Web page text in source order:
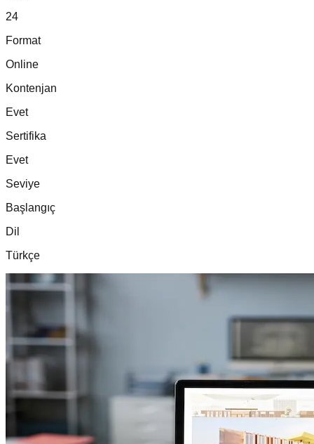
24
Format
Online
Kontenjan
Evet
Sertifika
Evet
Seviye
Başlangıç
Dil
Türkçe